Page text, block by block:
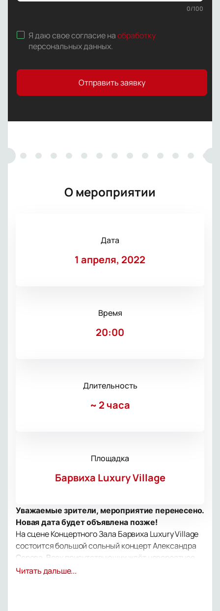
0/100
Я даю свое согласие наобработку
персональных данных.
Отправить заявку
О мероприятии
Дата
1 апреля, 2022
Время
20:00
Длительность
~ 2 часа
Площадка
Барвиха Luxury Village
Уважаемые зрители, мероприятие перенесено.
Новая дата будет объявлена позже!
На сцене Концертного Зала Барвиха Luxury Village
состоится большой сольный концерт Александра
Серова. Всех присутствующих ждёт невероятное
событие, которое подарит вам целый спектр ярких
Читать дальше...